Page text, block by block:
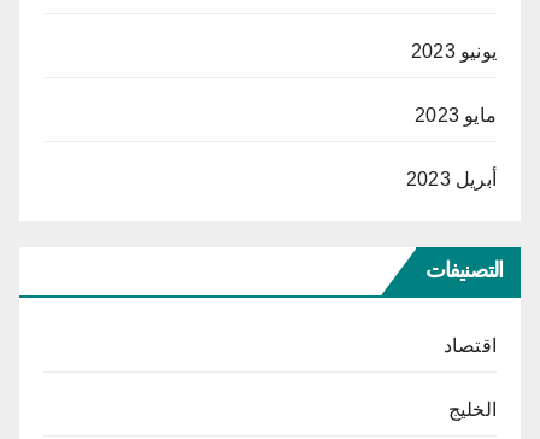
يونيو 2023
مايو 2023
أبريل 2023
التصنيفات
اقتصاد
الخليج